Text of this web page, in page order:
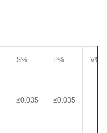
S% P% V%
≤0.035 ≤0.035